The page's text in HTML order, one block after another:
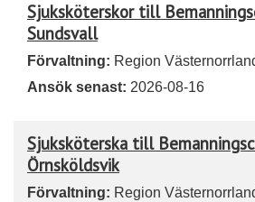
Sjuksköterskor till
Sundsvall
Förvaltning: Region
Ansök senast: 2026-08-16
Sjuksköterska till
Örnsköldsvik
Förvaltning: Region